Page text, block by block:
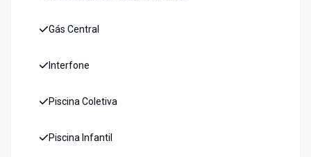
Gás Central
Interfone
Piscina Coletiva
Piscina Infantil